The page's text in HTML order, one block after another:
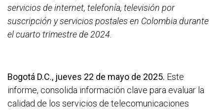
servicios de internet, telefonía, televisión por
suscripción y servicios postales en Colombia durante
el cuarto trimestre de 2024.
Bogotá D.C., jueves 22 de mayo de 2025. Este
informe, consolida información clave para evaluar la
calidad de los servicios de telecomunicaciones